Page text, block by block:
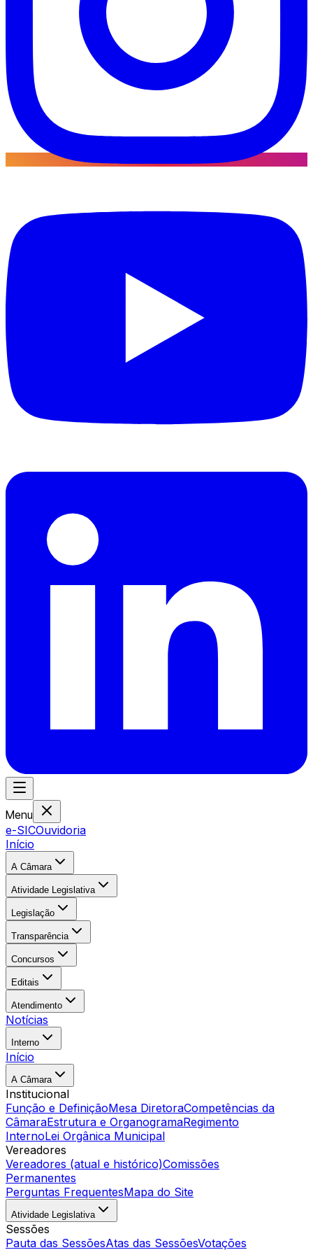
Menu
e-SICOuvidoria
Início
A Câmara
Atividade Legislativa
Legislação
Transparência
Concursos
Editais
Atendimento
Notícias
Interno
Início
A Câmara
Institucional
Função e DefiniçãoMesa DiretoraCompetências da
CâmaraEstrutura e OrganogramaRegimento
InternoLei Orgânica Municipal
Vereadores
Vereadores (atual e histórico)Comissões
Permanentes
Perguntas FrequentesMapa do Site
Atividade Legislativa
Sessões
Pauta das SessõesAtas das SessõesVotações